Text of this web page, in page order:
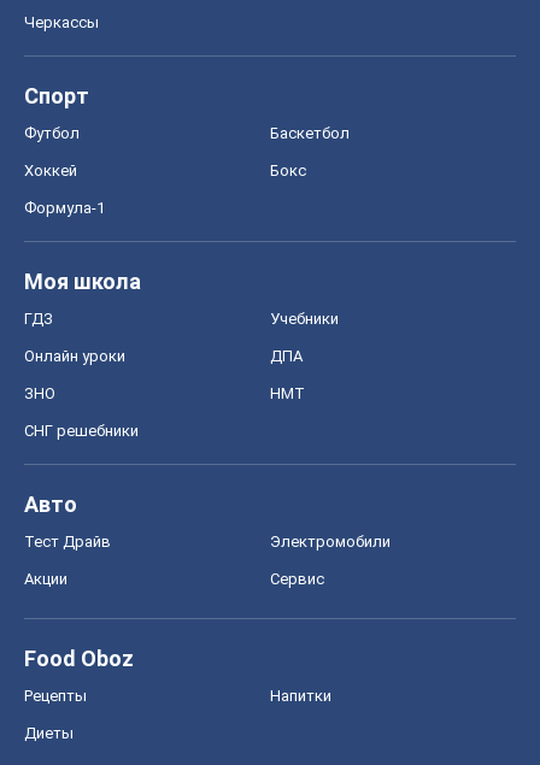
Черкассы
Спорт
Футбол Баскетбол
Хоккей Бокс
Формула-1
Моя школа
ГДЗ Учебники
Онлайн уроки ДПА
ЗНО НМТ
СНГ решебники
Авто
Тест Драйв Электромобили
Акции Сервис
Food Oboz
Рецепты Напитки
Диеты